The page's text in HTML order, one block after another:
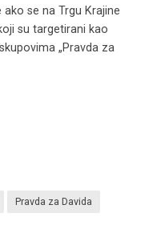
se na Trgu Krajine
su targetirani kao
„Pravda za
Pravda za Davida